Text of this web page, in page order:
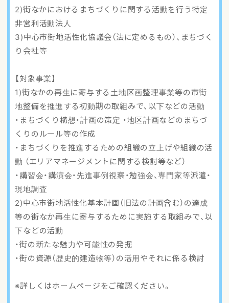
2)街なかにおけるまちづくりに関する活動を行う特定
非営利活動法人
3)中心市街地活性化協議会（法に定めるもの）、まちづく
り会社等
【対象事業】
1)街なかの再生に寄与する土地区画整理事業等の市街
地整備を推進する初動期の取組みで、以下などの活動
・まちづくり構想・計画の策定 ・地区計画などのまちづ
くりのルール等の作成
・まちづくりを推進するための組織の立上げや組織の活
動 （エリアマネージメントに関する検討等など）
・講習会・講演会・先進事例視察・勉強会、専門家等派遣・
現地調査
2)中心市街地活性化基本計画（旧法の計画含む）の達成
等の街なか再生に寄与するために実施する取組みで、以
下などの活動
・街の新たな魅力や可能性の発掘
・街の資源（歴史的建造物等）の活用やそれに係る検討
※詳しくはホームページをご確認ください。